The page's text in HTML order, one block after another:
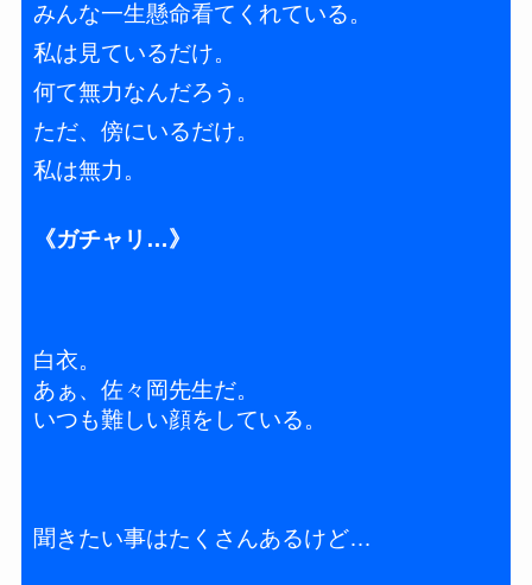
みんな一生懸命看てくれている。
私は見ているだけ。
何て無力なんだろう。
ただ、傍にいるだけ。
私は無力。
《ガチャリ…》
白衣。
あぁ、佐々岡先生だ。
いつも難しい顔をしている。
聞きたい事はたくさんあるけど…